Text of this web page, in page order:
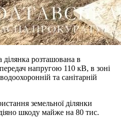
ділянка розташована в
напругою 110 кВ, в зоні
та санітарній
земельної ділянки
шкоду майже на 80 тис.